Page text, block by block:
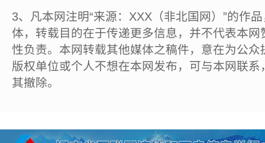
3、凡本网注明“来源：XXX（非北国网）”的作
体，转载目的在于传递更多信息，并不代表本
性负责。本网转载其他媒体之稿件，意在为公
版权单位或个人不想在本网发布，可与本网联
其撤除。